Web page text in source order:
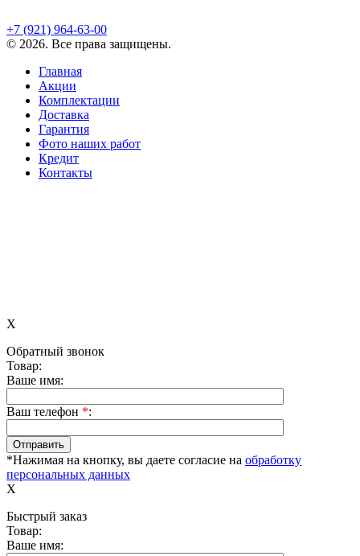
+7 (921) 964-63-00
© 2026. Все права защищены.
Главная
Акции
Комплектации
Доставка
Гарантия
Фото наших работ
Кредит
Контакты
X
Обратный звонок
Товар:
Ваше имя:
Ваш телефон *:
*Нажимая на кнопку, вы даете согласие на обработку
персональных данных
X
Быстрый заказ
Товар:
Ваше имя: